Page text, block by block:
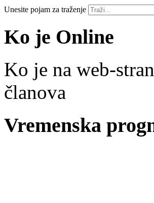
Unesite pojam za traženje
Ko je Online
Ko je na web-
članova
Vremenska